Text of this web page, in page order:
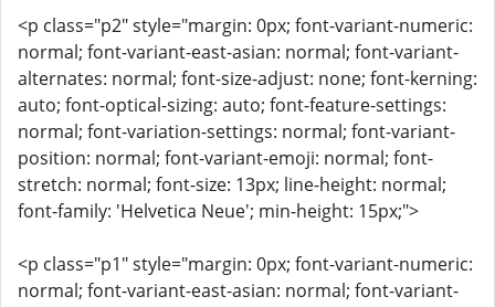
<p class="p2" style="margin: 0px; font-variant-numeric:
normal; font-variant-east-asian: normal; font-variant-
alternates: normal; font-size-adjust: none; font-kerning:
auto; font-optical-sizing: auto; font-feature-settings:
normal; font-variation-settings: normal; font-variant-
position: normal; font-variant-emoji: normal; font-
stretch: normal; font-size: 13px; line-height: normal;
font-family: 'Helvetica Neue'; min-height: 15px;">
<p class="p1" style="margin: 0px; font-variant-numeric:
normal; font-variant-east-asian: normal; font-variant-